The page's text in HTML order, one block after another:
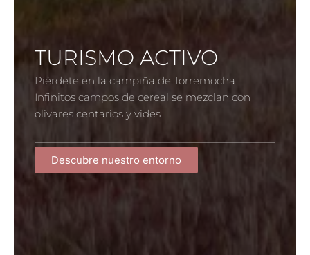
TURISMO ACTIVO
Piérdete en la campiña de Torremocha.
Infinitos campos de cereal se mezclan con
olivares centarios y vides.
Descubre nuestro entorno